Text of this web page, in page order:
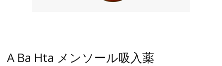
A Ba Hta メンソール吸入薬